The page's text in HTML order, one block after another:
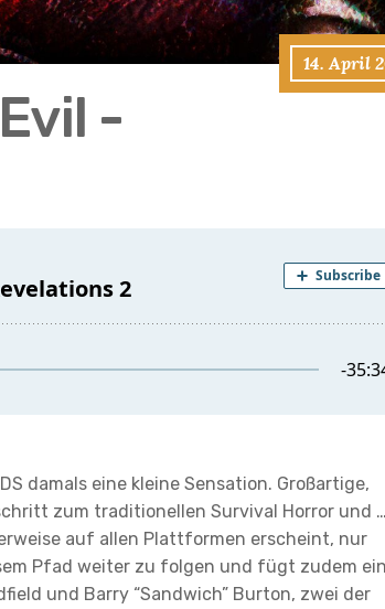
14. April
-
damals eine kleine Sensation. Großartige,
zum traditionellen Survival Horror und
auf allen Plattformen erscheint, nur
Pfad weiter zu folgen und fügt zudem
und Barry “Sandwich” Burton, zwei der